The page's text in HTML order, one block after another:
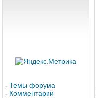
- Темы форума
- Комментарии